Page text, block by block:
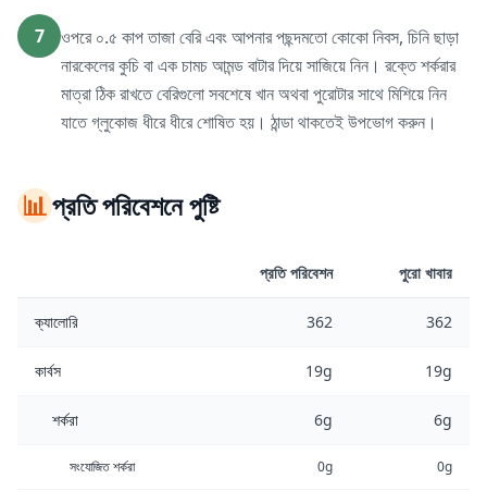
7
ওপরে ০.৫ কাপ তাজা বেরি এবং আপনার পছন্দমতো কোকো নিবস, চিনি ছাড়া
নারকেলের কুচি বা এক চামচ আমন্ড বাটার দিয়ে সাজিয়ে নিন। রক্তে শর্করার
মাত্রা ঠিক রাখতে বেরিগুলো সবশেষে খান অথবা পুরোটার সাথে মিশিয়ে নিন
যাতে গ্লুকোজ ধীরে ধীরে শোষিত হয়। ঠান্ডা থাকতেই উপভোগ করুন।
📊প্রতি পরিবেশনে পুষ্টি
প্রতি পরিবেশন পুরো খাবার
ক্যালোরি 362 362
কার্বস 19g 19g
শর্করা 6g 6g
সংযোজিত শর্করা 0g 0g